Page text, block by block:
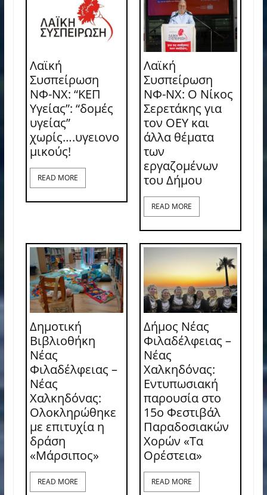
Λαϊκή
Συσπείρωση
ΝΦ-ΝΧ: “ΚΕΠ
Υγείας”: “δομές
υγείας”
χωρίς….υγειονο
μικούς!
READ MORE
Λαϊκή
Συσπείρωση
ΝΦ-ΝΧ: O Νίκος
Σερετάκης για
τον ΟΕΥ και
άλλα θέματα
των
εργαζομένων
του Δήμου
READ MORE
Δημοτική
Βιβλιοθήκη
Νέας
Φιλαδέλφειας –
Νέας
Χαλκηδόνας:
Ολοκληρώθηκε
με επιτυχία η
δράση
«Μάρσιπος»
READ MORE
Δήμος Νέας
Φιλαδέλφειας –
Νέας
Χαλκηδόνας:
Εντυπωσιακή
παρουσία στο
15ο Φεστιβάλ
Παραδοσιακών
Χορών «Τα
Ορέστεια»
READ MORE